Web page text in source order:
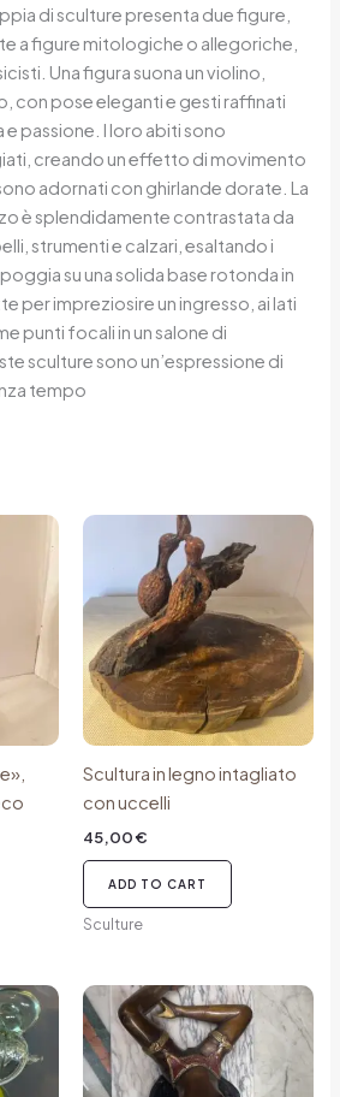
di sculture presenta due figure,
a figure mitologiche o allegoriche,
Una figura suona un violino,
con pose eleganti e gesti raffinati
passione. I loro abiti sono
creando un effetto di movimento
adornati con ghirlande dorate. La
è splendidamente contrastata da
strumenti e calzari, esaltando i
su una solida base rotonda in
per impreziosire un ingresso, ai lati
punti focali in un salone di
sculture sono un’espressione di
tempo
Scultura in legno intagliato
con uccelli
45,00€
ADD TO CART
Sculture